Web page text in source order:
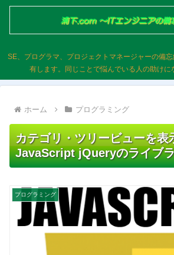
SE、プログラマ、プロジェクトマネージャーの備
有します。同じことで悩んでいる人の助けに
ホーム プログラミング
カテゴリ・ツリービューを表
JavaScript jQueryのライブ
プログラミング